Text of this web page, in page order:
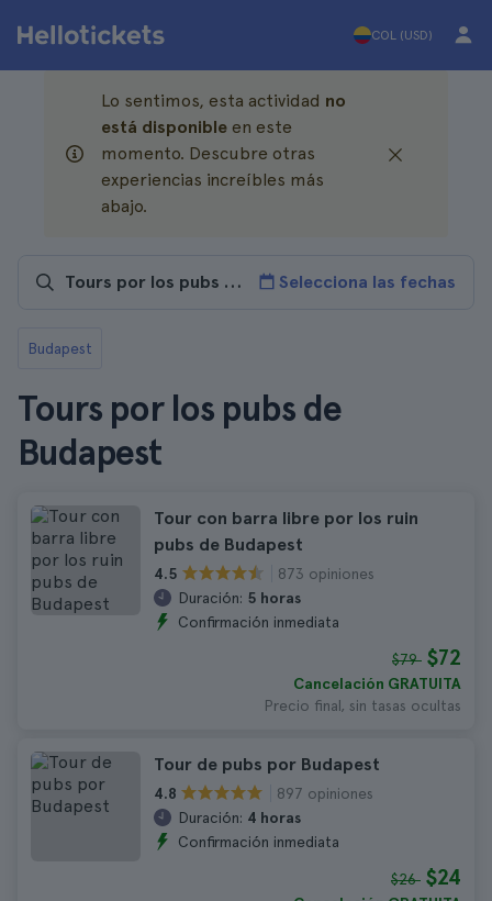
COL (USD)
Lo sentimos, esta actividad no
está disponible en este
momento. Descubre otras
experiencias increíbles más
abajo.
Selecciona las fechas
Budapest
Tours por los pubs de
Budapest
Tour con barra libre por los ruin
pubs de Budapest
4.5
873 opiniones
Duración: 5 horas
Confirmación inmediata
$79 $72
Cancelación GRATUITA
Precio final, sin tasas ocultas
Tour de pubs por Budapest
4.8
897 opiniones
Duración: 4 horas
Confirmación inmediata
$26 $24